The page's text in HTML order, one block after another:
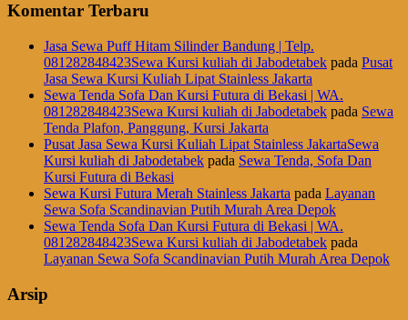
Komentar Terbaru
Jasa Sewa Puff Hitam Silinder Bandung | Telp.
081282848423Sewa Kursi kuliah di Jabodetabek pada Pusat
Jasa Sewa Kursi Kuliah Lipat Stainless Jakarta
Sewa Tenda Sofa Dan Kursi Futura di Bekasi | WA.
081282848423Sewa Kursi kuliah di Jabodetabek pada Sewa
Tenda Plafon, Panggung, Kursi Jakarta
Pusat Jasa Sewa Kursi Kuliah Lipat Stainless JakartaSewa
Kursi kuliah di Jabodetabek pada Sewa Tenda, Sofa Dan
Kursi Futura di Bekasi
Sewa Kursi Futura Merah Stainless Jakarta pada Layanan
Sewa Sofa Scandinavian Putih Murah Area Depok
Sewa Tenda Sofa Dan Kursi Futura di Bekasi | WA.
081282848423Sewa Kursi kuliah di Jabodetabek pada
Layanan Sewa Sofa Scandinavian Putih Murah Area Depok
Arsip